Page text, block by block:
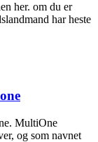
her. om du er
har heste
MultiOne
og som navnet